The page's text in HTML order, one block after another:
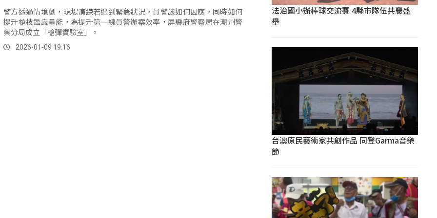
警方透過情境劇，現場演練若遇到緊急狀況，員警該如何因應，同時如何
提升槍枝鑑識量能，為提升第一線員警辦案效率，屏縣府警察局在潮州警
察分局成立「槍彈實驗室」。
2026-01-09 19:16
法治國小辦棒球交流賽 4縣市隊伍共襄盛
舉
台澳原民藝術家共創作品 同登Garma音樂
節